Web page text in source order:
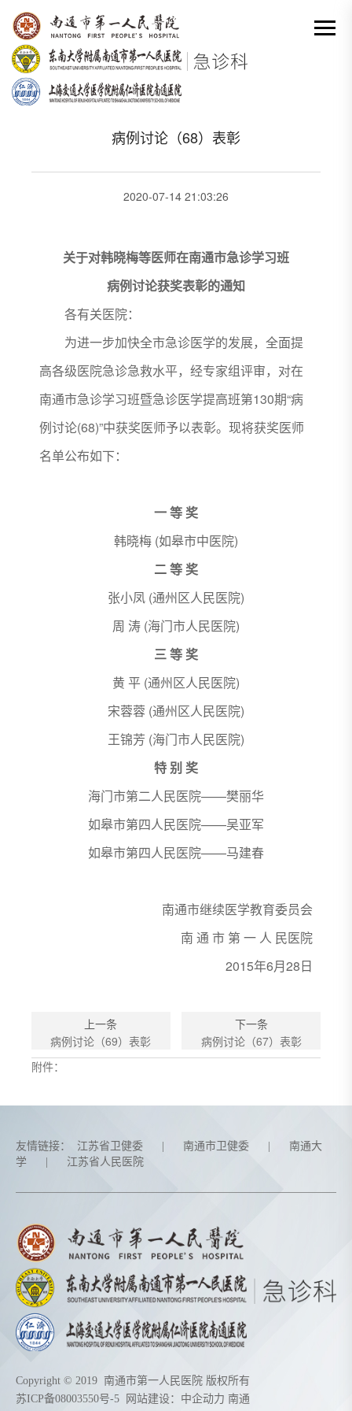
网站首页 - 基层 - 获奖表彰 - 病例讨论（68）表彰
分类出来 
病例讨论（68）表彰
2020-07-14 21:03:26
关于对韩晓梅等医师在南通市急诊学习班
病例讨论获奖表彰的通知
各有关医院：
为进一步加快全市急诊医学的发展，全面提
高各级医院急诊急救水平，经专家组评审，对在
南通市急诊学习班暨急诊医学提高班第130期“病
例讨论(68)”中获奖医师予以表彰。现将获奖医师
名单公布如下：
一 等 奖
韩晓梅 (如皋市中医院)
二 等 奖
张小凤 (通州区人民医院)
周 涛 (海门市人民医院)
三 等 奖
黄 平 (通州区人民医院)
宋蓉蓉 (通州区人民医院)
王锦芳 (海门市人民医院)
特 别 奖
海门市第二人民医院——樊丽华
如皋市第四人民医院——吴亚军
如皋市第四人民医院——马建春
南通市继续医学教育委员会
南 通 市 第 一 人 民医院
2015年6月28日
上一条
病例讨论（69）表彰
下一条
病例讨论（67）表彰
附件：
友情链接： 江苏省卫健委 南通市卫健委
南通大
学
江苏省人民医院
Copyright © 2019 南通市第一人民医院 版权所有
苏ICP备08003550号-5 网站建设： 中企动力 南通